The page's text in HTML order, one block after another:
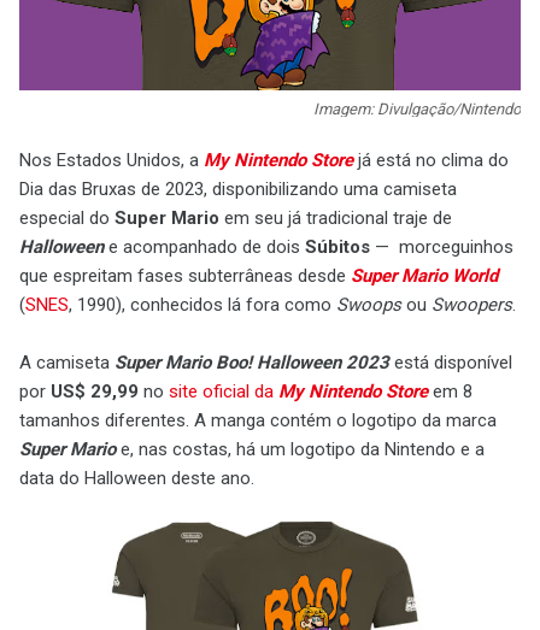
Imagem: Divulgação/Nintendo
Nos Estados Unidos, a My Nintendo Storejá está no clima do
Dia das Bruxas de 2023, disponibilizando uma camiseta
especial do Super Mario em seu já tradicional traje de
Halloweene acompanhado de dois Súbitos — morceguinhos
que espreitam fases subterrâneas desde Super Mario World
(SNES, 1990), conhecidos lá fora como Swoopsou Swoopers.
A camiseta Super Mario Boo! Halloween 2023está disponível
por US$ 29,99 no site oficial da My Nintendo Storeem 8
tamanhos diferentes. A manga contém o logotipo da marca
Super Marioe, nas costas, há um logotipo da Nintendo e a
data do Halloween deste ano.